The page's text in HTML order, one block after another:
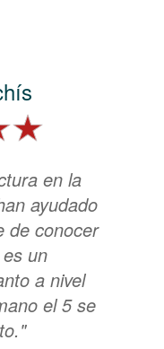
en la
ayudado
de conocer
un
a nivel
el 5 se